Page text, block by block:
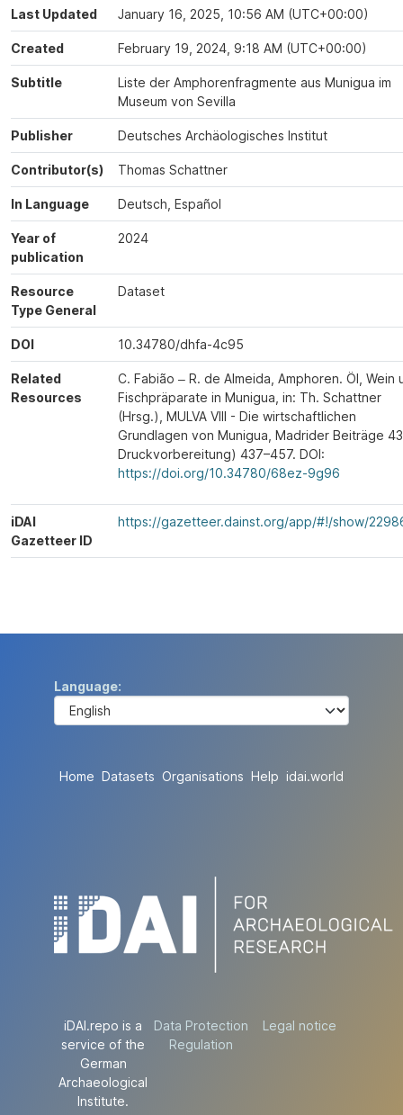
Last Updated January 16, 2025, 10:56 AM (UTC+00:00)
Created February 19, 2024, 9:18 AM (UTC+00:00)
Subtitle
Liste der Amphorenfragmente aus Munigua im
Museum von Sevilla
Publisher Deutsches Archäologisches Institut
Contributor(s) Thomas Schattner
In Language Deutsch, Español
Year of
publication
2024
Resource
Type General
Dataset
DOI 10.34780/dhfa-4c95
Related
Resources
C. Fabião ‒ R. de Almeida, Amphoren. Öl, Wein
Fischpräparate in Munigua, in: Th. Schattner
(Hrsg.), MULVA VIII - Die wirtschaftlichen
Grundlagen von Munigua, Madrider Beiträge
Druckvorbereitung) 437–457. DOI:
https://doi.org/10.34780/68ez-9g96
iDAI
Gazetteer ID
https://gazetteer.dainst.org/app/#!/show/
Language
Home Datasets Organisations Help idai.world
iDAI.repo is a
service of the
German
Archaeological
Institute.
Data Protection
Regulation
Legal notice